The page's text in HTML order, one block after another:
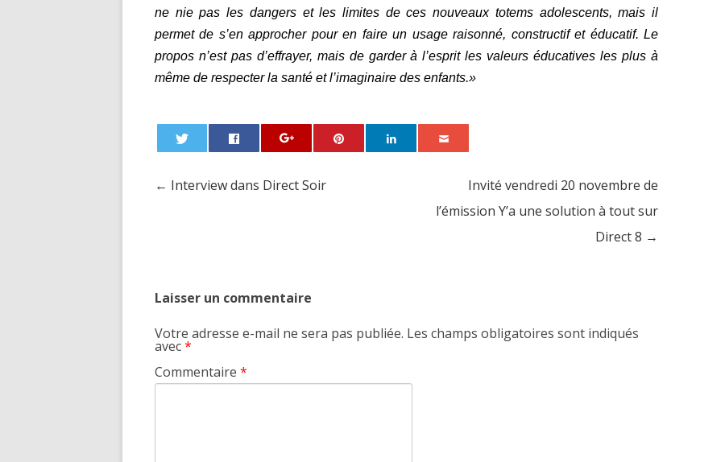
ne nie pas les dangers et les limites de ces nouveaux totems adolescents, mais il
permet de s’en approcher pour en faire un usage raisonné, constructif et éducatif. Le
propos n’est pas d’effrayer, mais de garder à l’esprit les valeurs éducatives les plus à
même de respecter la santé et l’imaginaire des enfants.»
Post navigation
← Interview dans Direct Soir
Invité vendredi 20 novembre de
l’émission Y’a une solution à tout sur
Direct 8 →
Laisser un commentaire
Votre adresse e-mail ne sera pas publiée. Les champs obligatoires sont indiqués
avec*
Commentaire *